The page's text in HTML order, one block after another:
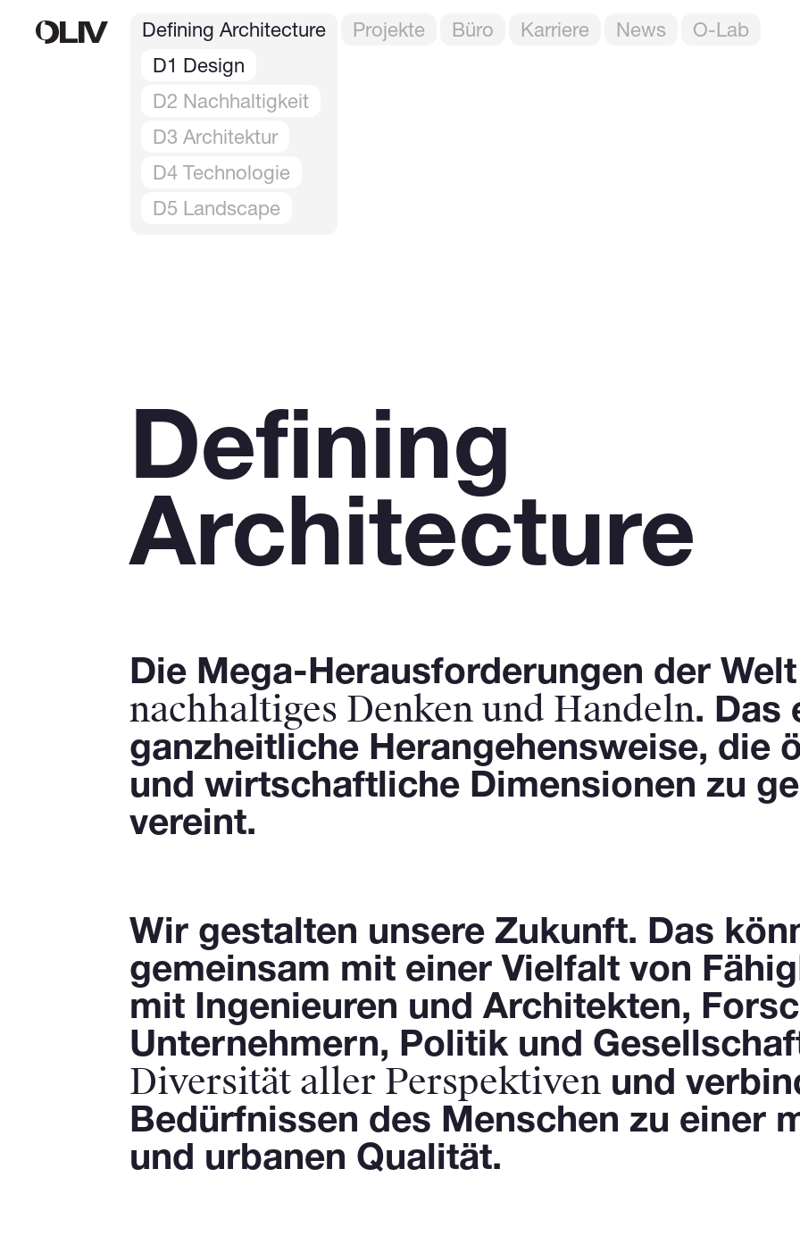
Defining Architecture
D1 Design
D2 Nachhaltigkeit
D3 Architektur
D4 Technologie
D5 Landscape
Projekte Büro Karriere News O-Lab
Defining
Architecture
Die Mega-Herausforderungen der
nachhaltiges Denken und Handeln. Das
ganzheitliche Herangehensweise, die
und wirtschaftliche Dimensionen zu
vereint.
Wir gestalten unsere Zukunft. Das
gemeinsam mit einer Vielfalt von
mit Ingenieuren und Architekten,
Unternehmern, Politik und
Diversität aller Perspektiven und
Bedürfnissen des Menschen zu einer
und urbanen Qualität.